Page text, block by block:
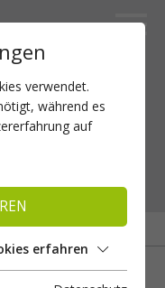
verwendet.
während es
auf
erfahren